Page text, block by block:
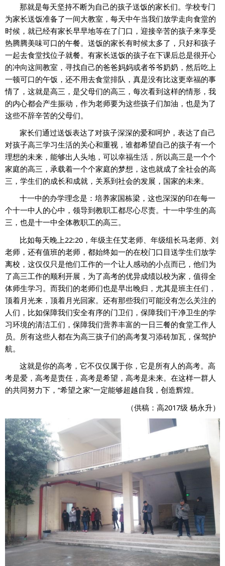
那就是每天坚持不断为自己的孩子送饭的家长们。学校专门
为家长送饭准备了一间大教室，每天中午当我们放学走向食堂的
时候，就已经有家长早早地等在了门口，迎接辛苦的孩子来享受
热腾腾美味可口的午餐。送饭的家长有时候太多了，只好和孩子
一起去食堂找位子就餐。有家长送饭的孩子在下课后总是很开心
的冲向这间教室，寻找自己的爸爸妈妈或者爷爷奶奶，然后吃上
一顿可口的午饭，还不用去食堂排队，真是没有比这更幸福的事
情了，这就是高三，是父母们的高三，每次看到这样的情形，我
的内心都会产生振动，作为老师要为这些孩子们加油，也是为了
这些不辞辛苦的父母们。
家长们通过送饭表达了对孩子深深的爱和呵护，表达了自己
对孩子高三学习生活的关心和重视，谁都希望自己的孩子有一个
理想的未来，能够出人头地，可以幸福生活，所以高三是一个个
家庭的高三，承载着一个个家庭的梦想，这也就成了全社会的高
三，学生们的成长和成就，关系到社会的发展，国家的未来。
十一中的办学理念是：培养家国栋梁，这也深深的印在每一
个十一中人的心中，领导到教职工都尽心尽责。十一中学生的高
三，也是十一中全体教职工的高三。
比如每天晚上22:20，年级主任艾老师、年级组长马老师、刘
老师，还有值班的老师，都始终如一的在校门口目送学生们放学
离校，这仅仅只是他们工作的一个让人感动的小点而已，他们为
了高三工作的顺利开展，为了高考的优异成绩以校为家，值得全
体师生学习。而我们的老师们也是早出晚归，尤其是班主任们，
顶着月光来，顶着月光回家。还有那些我们可能没有怎么关注的
人们，比如保障我们安全有序的门卫们，保障我们干净卫生的学
习环境的清洁工们，保障我们营养丰富的一日三餐的食堂工作人
员。所有这些人都在为高三孩子们的高考复习添砖加瓦，保驾护
航。
这就是你的高考，它不仅仅属于你，它是所有人的高考。高
考是爱，高考是责任，高考是希望，高考是未来。在这样一群人
的共同努力下，“希望之家”一定能够超越自我，创造辉煌。
（供稿：高2017级 杨永升）